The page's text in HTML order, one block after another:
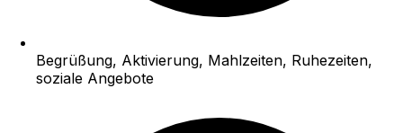
Begrüßung, Aktivierung, Mahlzeiten, Ruhezeiten,
soziale Angebote